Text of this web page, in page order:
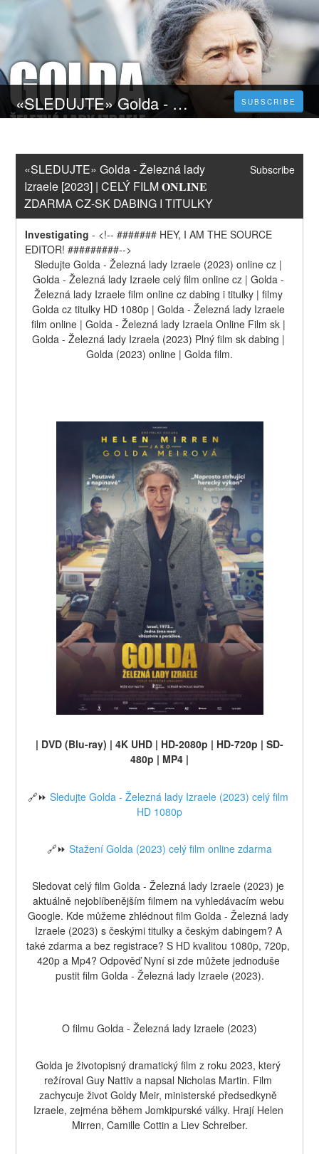
«SLEDUJTE» Golda - Železná lady Izraele [2023] | CELÝ FILM 𝐎𝐍𝐋𝐈𝐍𝐄 ZDARMA CZ-SK DABING I TITULKY SUBSCRIBE
«SLEDUJTE» Golda - Železná lady
Izraele [2023] | CELÝ FILM 𝐎𝐍𝐋𝐈𝐍𝐄
ZDARMA CZ-SK DABING I TITULKY
Subscribe
Investigating - <!-- ####### HEY, I AM THE SOURCE
EDITOR! #########-->
Sledujte Golda - Železná lady Izraele (2023) online cz |
Golda - Železná lady Izraele celý film online cz | Golda -
Železná lady Izraele film online cz dabing i titulky | filmy
Golda cz titulky HD 1080p | Golda - Železná lady Izraele
film online | Golda - Železná lady Izraela Online Film sk |
Golda - Železná lady Izraela (2023) Plný film sk dabing |
Golda (2023) online | Golda film.
| DVD (Blu-ray) | 4K UHD | HD-2080p | HD-720p | SD-
480p | MP4 |
🔗⏩ Sledujte Golda - Železná lady Izraele (2023) celý film
HD 1080p
🔗⏩ Stažení Golda (2023) celý film online zdarma
Sledovat celý film Golda - Železná lady Izraele (2023) je
aktuálně nejoblíbenějším filmem na vyhledávacím webu
Google. Kde můžeme zhlédnout film Golda - Železná lady
Izraele (2023) s českými titulky a českým dabingem? A
také zdarma a bez registrace? S HD kvalitou 1080p, 720p,
420p a Mp4? Odpověď Nyní si zde můžete jednoduše
pustit film Golda - Železná lady Izraele (2023).
O filmu Golda - Železná lady Izraele (2023)
Golda je životopisný dramatický film z roku 2023, který
režíroval Guy Nattiv a napsal Nicholas Martin. Film
zachycuje život Goldy Meir, ministerské předsedkyně
Izraele, zejména během Jomkipurské války. Hrají Helen
Mirren, Camille Cottin a Liev Schreiber.